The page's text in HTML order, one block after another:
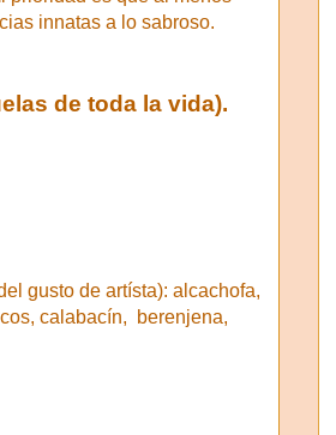
innatas a lo sabroso.
de toda la vida).
gusto de artísta): alcachofa,
calabacín, berenjena,